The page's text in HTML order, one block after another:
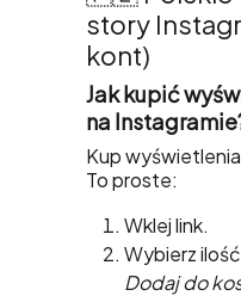
story
kont)
Jak kupić
na
Kup
To proste:
Wklej link.
Wybierz
Dodaj do